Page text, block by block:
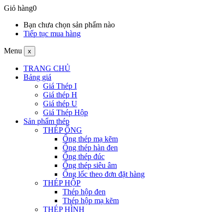
Giỏ hàng0
Bạn chưa chọn sản phẩm nào
Tiếp tục mua hàng
Menu x
TRANG CHỦ
Bảng giá
Giá Thép I
Giá thép H
Giá thép U
Giá Thép Hộp
Sản phẩm thép
THÉP ỐNG
Ống thép mạ kẽm
Ống thép hàn đen
Ống thép đúc
Ống thép siêu âm
Ống lốc theo đơn đặt hàng
THÉP HỘP
Thép hộp đen
Thép hộp mạ kẽm
THÉP HÌNH